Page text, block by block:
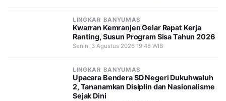
LINGKAR BANYUMAS
Kwarran Kemranjen Gelar Rapat Kerja
Ranting, Susun Program Sisa Tahun 2026
Senin, 3 Agustus 2026 19.48 WIB
LINGKAR BANYUMAS
Upacara Bendera SD Negeri Dukuhwaluh
2, Tananamkan Disiplin dan Nasionalisme
Sejak Dini